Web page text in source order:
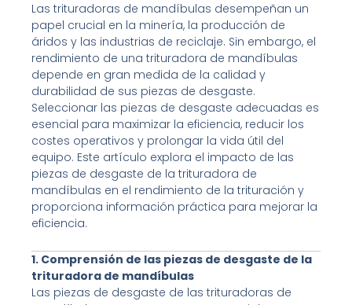
Las trituradoras de mandíbulas desempeñan un
papel crucial en la minería, la producción de
áridos y las industrias de reciclaje. Sin embargo, el
rendimiento de una trituradora de mandíbulas
depende en gran medida de la calidad y
durabilidad de sus piezas de desgaste.
Seleccionar las piezas de desgaste adecuadas es
esencial para maximizar la eficiencia, reducir los
costes operativos y prolongar la vida útil del
equipo. Este artículo explora el impacto de las
piezas de desgaste de la trituradora de
mandíbulas en el rendimiento de la trituración y
proporciona información práctica para mejorar la
eficiencia.
1. Comprensión de las piezas de desgaste de la
trituradora de mandíbulas
Las piezas de desgaste de las trituradoras de